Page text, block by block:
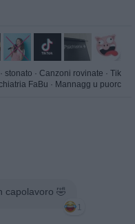
· stonato · Canzoni rovinate · Tik
FaBu · Mannagg u puorc
capolavoro 🤣
1